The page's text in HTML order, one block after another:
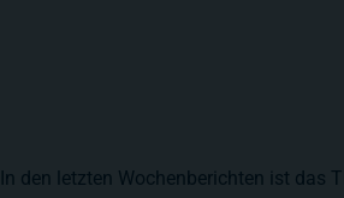
In den letzten Wochenberichten ist das